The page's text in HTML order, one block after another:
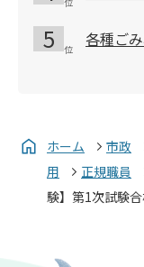
各種ご
ホーム 市政
用
正規職員
験】第1次試験